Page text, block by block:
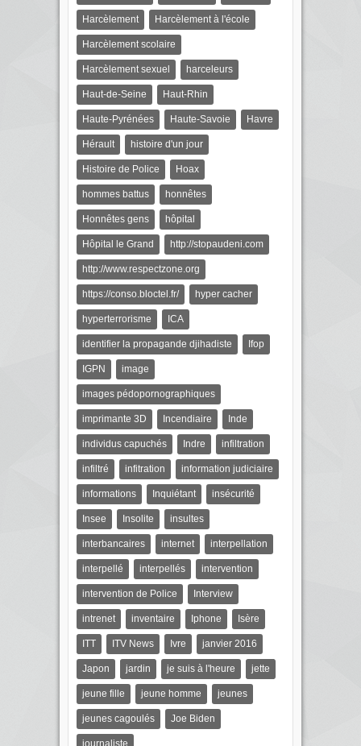
Harcèlement Harcèlement à l'école
Harcèlement scolaire
Harcèlement sexuel harceleurs
Haut-de-Seine Haut-Rhin
Haute-Pyrénées Haute-Savoie Havre
Hérault histoire d'un jour
Histoire de Police Hoax
hommes battus honnêtes
Honnêtes gens hôpital
Hôpital le Grand http://stopaudeni.com
http://www.respectzone.org
https://conso.bloctel.fr/ hyper cacher
hyperterrorisme ICA
identifier la propagande djihadiste Ifop
IGPN image
images pédopornographiques
imprimante 3D Incendiaire Inde
individus capuchés Indre infiltration
infiltré infitration information judiciaire
informations Inquiétant insécurité
Insee Insolite insultes
interbancaires internet interpellation
interpellé interpellés intervention
intervention de Police Interview
intrenet inventaire Iphone Isère
ITT ITV News Ivre janvier 2016
Japon jardin je suis à l'heure jette
jeune fille jeune homme jeunes
jeunes cagoulés Joe Biden